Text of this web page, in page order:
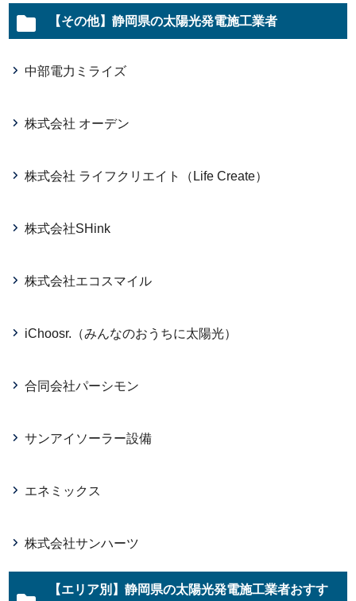
【その他】静岡県の太陽光発電施工業者
中部電力ミライズ
株式会社 オーデン
株式会社 ライフクリエイト（Life Create）
株式会社SHink
株式会社エコスマイル
iChoosr.（みんなのおうちに太陽光）
合同会社パーシモン
サンアイソーラー設備
エネミックス
株式会社サンハーツ
【エリア別】静岡県の太陽光発電施工業者おすす